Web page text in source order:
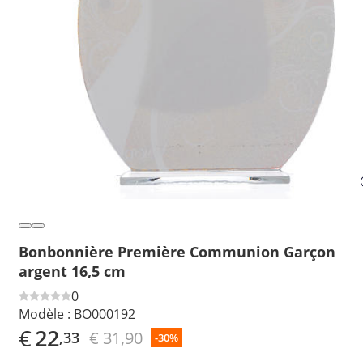
Bonbonnière Première Communion Garçon
argent 16,5 cm
0
Modèle : BO000192
€22,33 € 31,90 -30%